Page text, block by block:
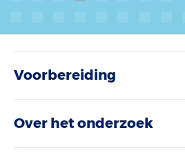
Voorbereiding
Over het onderzoek